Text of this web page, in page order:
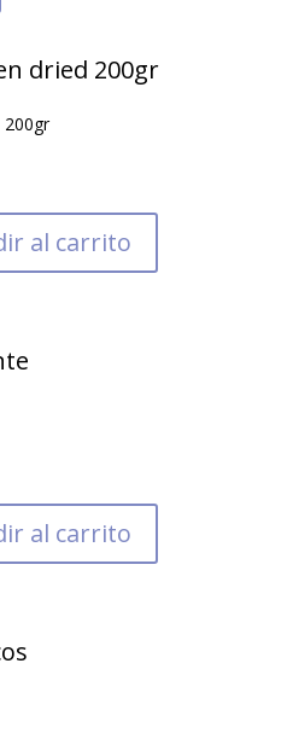
dried 200gr
200gr
al carrito
al carrito